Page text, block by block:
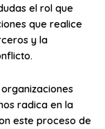
el rol que
que realice
y la
radica en la
este proceso de